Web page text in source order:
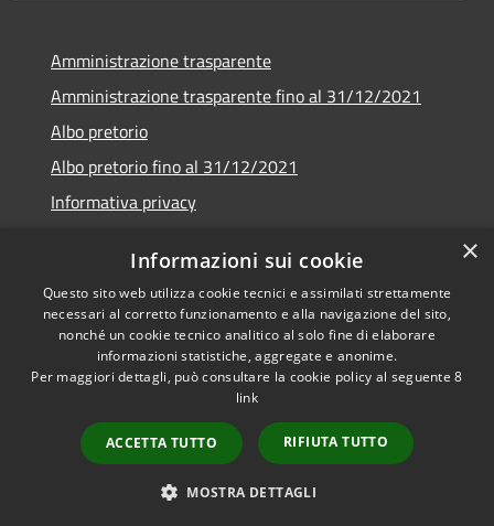
Amministrazione trasparente
Amministrazione trasparente fino al 31/12/2021
Albo pretorio
Albo pretorio fino al 31/12/2021
Informativa privacy
Dichiarazione di accessibilità
RSS
Copyright © 2026 • Comune di
Municipium•
Accesso
redazione
×
Informazioni sui cookie
Questo sito web utilizza cookie tecnici e assimilati strettamente
necessari al corretto funzionamento e alla navigazione del sito,
nonché un cookie tecnico analitico al solo fine di elaborare
informazioni statistiche, aggregate e anonime.
Per maggiori dettagli, può consultare la cookie policy al seguente8
link
ACCETTA TUTTO RIFIUTA TUTTO
MOSTRA DETTAGLI